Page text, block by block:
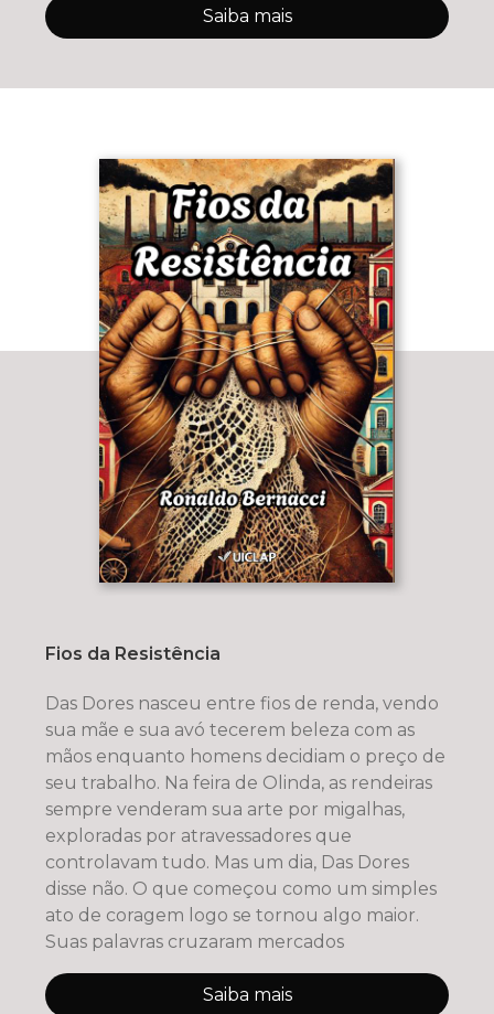
Saiba mais
Fios da Resistência
Das Dores nasceu entre fios de renda, vendo
sua mãe e sua avó tecerem beleza com as
mãos enquanto homens decidiam o preço de
seu trabalho. Na feira de Olinda, as rendeiras
sempre venderam sua arte por migalhas,
exploradas por atravessadores que
controlavam tudo. Mas um dia, Das Dores
disse não. O que começou como um simples
ato de coragem logo se tornou algo maior.
Suas palavras cruzaram mercados
Saiba mais